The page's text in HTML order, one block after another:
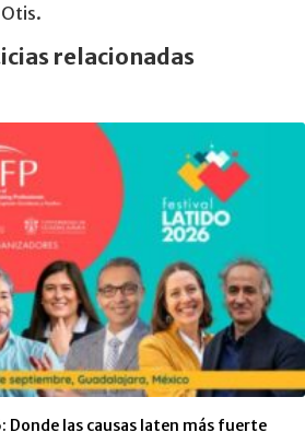
relacionadas
Donde las causas laten más fuerte